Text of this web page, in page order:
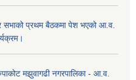
प्रथम बैठकमा पेश भएको आ.व.
मझुवागढी नगरपालिका - आ.व.